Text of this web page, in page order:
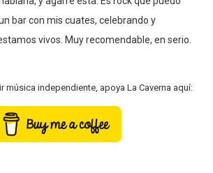
bar con mis cuates, celebrando y
vivos. Muy recomendable, en serio.
música independiente, apoya La Caverna aquí: